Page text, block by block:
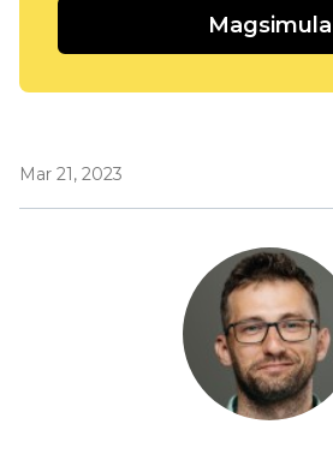
Magsimula
Mar 21, 2023